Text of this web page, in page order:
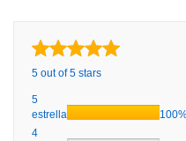
5 out of 5 stars
5
estrellas
4